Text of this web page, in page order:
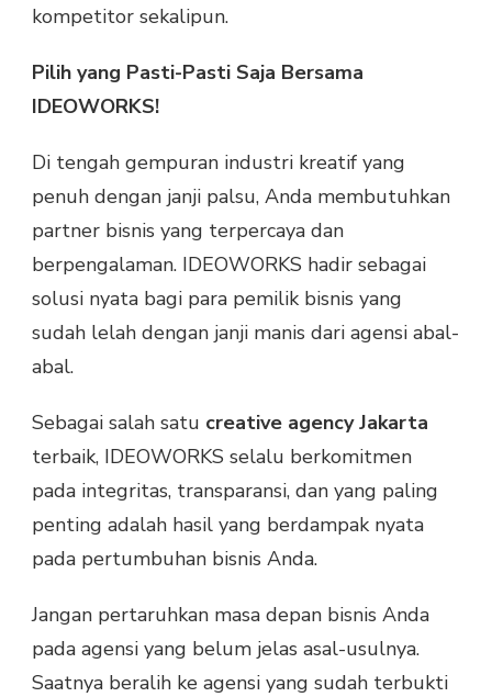
kompetitor sekalipun.
Pilih yang Pasti-Pasti Saja Bersama
IDEOWORKS!
Di tengah gempuran industri kreatif yang
penuh dengan janji palsu, Anda membutuhkan
partner bisnis yang terpercaya dan
berpengalaman. IDEOWORKS hadir sebagai
solusi nyata bagi para pemilik bisnis yang
sudah lelah dengan janji manis dari agensi abal-
abal.
Sebagai salah satu creative agency Jakarta
terbaik, IDEOWORKS selalu berkomitmen
pada integritas, transparansi, dan yang paling
penting adalah hasil yang berdampak nyata
pada pertumbuhan bisnis Anda.
Jangan pertaruhkan masa depan bisnis Anda
pada agensi yang belum jelas asal-usulnya.
Saatnya beralih ke agensi yang sudah terbukti